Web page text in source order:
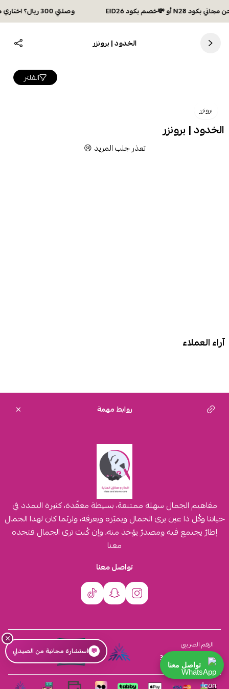
وصلتي 300 ريال؟ اختاري هديتك :🏍 شحن مجاني بكود N28 أو 💸خصم بكود EID26
الخدود | برونزر
الفلتر
برونزر
الخدود | برونزر
تعذر جلب المزيد 😢
آراء العملاء
روابط مهمة
مفاهيم الجمال سهلة ممتنعة، بسيطة معقّدة، كثيرة التمدد في
حياتنا وكُل ذا عين يرى الجمال ويميّزه ويعرفه، ولربّما كان لهذا الجمال
إطارٌ يجتمع فيه ومصدرٌ يؤخذ منه، وإن كُنت ترى الجمال فتجده
معنا
تواصل معنا
الرقم الضريبي
310555259800003
السجل التجاري
4030431116
×
💬 استشارة مجانية من الصيدلي
تواصل معنا